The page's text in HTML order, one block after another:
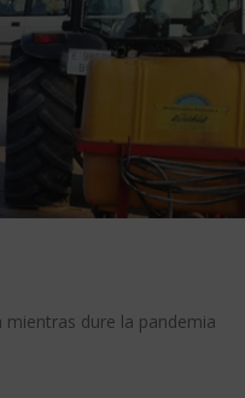
dure la pandemia